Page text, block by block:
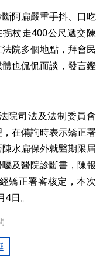
阿扁嚴重手抖、口吃
杖走400公尺遞交陳
院多個地點，拜會民
也侃侃而談，發言鏗
院司法及法制委員會
在備詢時表示矯正署
水扁保外就醫期限屆
及醫院診斷書，陳報
矯正署審核定，本次
日。